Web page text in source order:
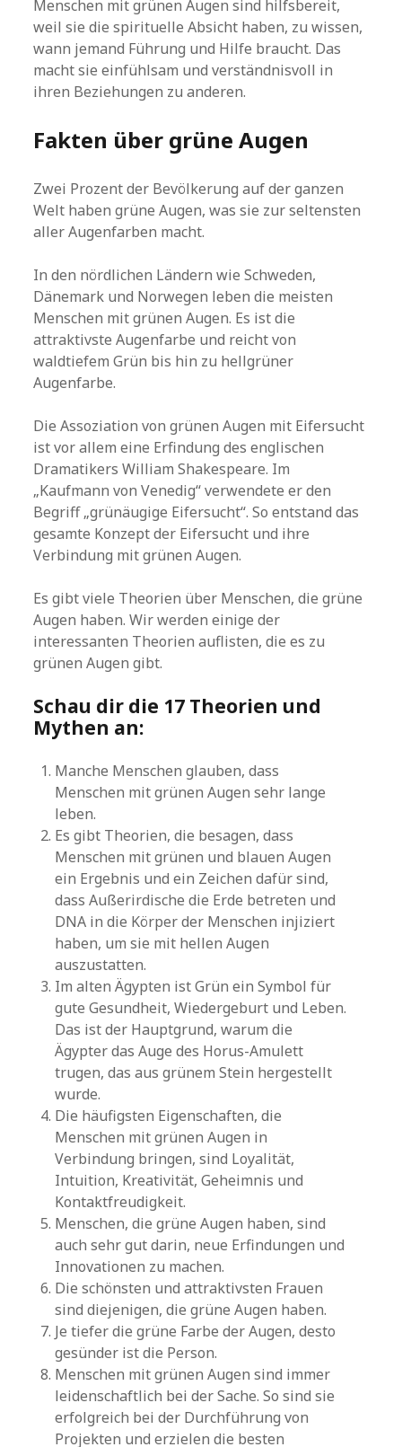
Menschen mit grünen Augen sind hilfsbereit,
weil sie die spirituelle Absicht haben, zu wissen,
wann jemand Führung und Hilfe braucht. Das
macht sie einfühlsam und verständnisvoll in
ihren Beziehungen zu anderen.
Fakten über grüne Augen
Zwei Prozent der Bevölkerung auf der ganzen
Welt haben grüne Augen, was sie zur seltensten
aller Augenfarben macht.
In den nördlichen Ländern wie Schweden,
Dänemark und Norwegen leben die meisten
Menschen mit grünen Augen. Es ist die
attraktivste Augenfarbe und reicht von
waldtiefem Grün bis hin zu hellgrüner
Augenfarbe.
Die Assoziation von grünen Augen mit Eifersucht
ist vor allem eine Erfindung des englischen
Dramatikers William Shakespeare. Im
„Kaufmann von Venedig“ verwendete er den
Begriff „grünäugige Eifersucht“. So entstand das
gesamte Konzept der Eifersucht und ihre
Verbindung mit grünen Augen.
Es gibt viele Theorien über Menschen, die grüne
Augen haben. Wir werden einige der
interessanten Theorien auflisten, die es zu
grünen Augen gibt.
Schau dir die 17 Theorien und
Mythen an:
Manche Menschen glauben, dass
Menschen mit grünen Augen sehr lange
leben.
Es gibt Theorien, die besagen, dass
Menschen mit grünen und blauen Augen
ein Ergebnis und ein Zeichen dafür sind,
dass Außerirdische die Erde betreten und
DNA in die Körper der Menschen injiziert
haben, um sie mit hellen Augen
auszustatten.
Im alten Ägypten ist Grün ein Symbol für
gute Gesundheit, Wiedergeburt und Leben.
Das ist der Hauptgrund, warum die
Ägypter das Auge des Horus-Amulett
trugen, das aus grünem Stein hergestellt
wurde.
Die häufigsten Eigenschaften, die
Menschen mit grünen Augen in
Verbindung bringen, sind Loyalität,
Intuition, Kreativität, Geheimnis und
Kontaktfreudigkeit.
Menschen, die grüne Augen haben, sind
auch sehr gut darin, neue Erfindungen und
Innovationen zu machen.
Die schönsten und attraktivsten Frauen
sind diejenigen, die grüne Augen haben.
Je tiefer die grüne Farbe der Augen, desto
gesünder ist die Person.
Menschen mit grünen Augen sind immer
leidenschaftlich bei der Sache. So sind sie
erfolgreich bei der Durchführung von
Projekten und erzielen die besten